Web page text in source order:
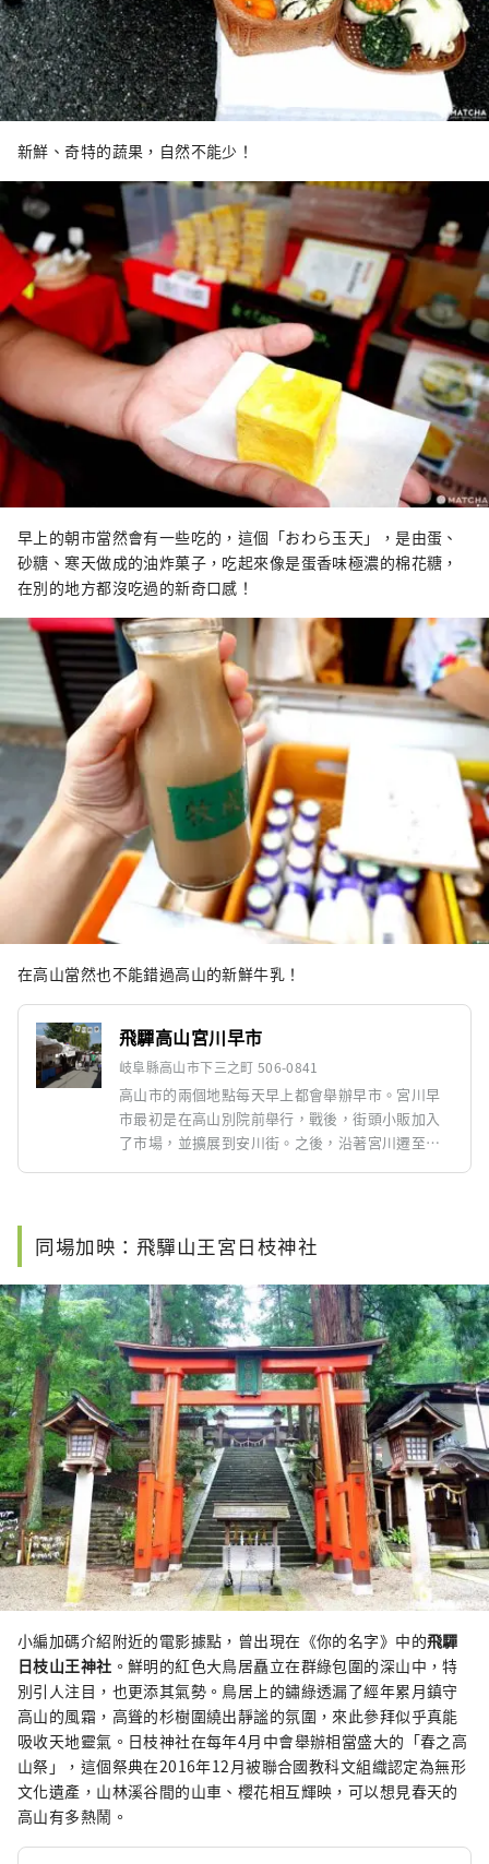
新鮮、奇特的蔬果，自然不能少！
早上的朝市當然會有一些吃的，這個「おわら玉天」，是由蛋、
砂糖、寒天做成的油炸菓子，吃起來像是蛋香味極濃的棉花糖，
在別的地方都沒吃過的新奇口感！
在高山當然也不能錯過高山的新鮮牛乳！
飛驒高山宮川早市
岐阜縣高山市下三之町 506-0841
高山市的兩個地點每天早上都會​​舉辦早市。宮川早
市最初是在高山別院前舉行，戰後，街頭小販加入
了市場，並擴展到安川街。之後，沿著宮川遷至現
同場加映：飛驒山王宮日枝神社
小編加碼介紹附近的電影據點，曾出現在《你的名字》中的飛驒
日枝山王神社 。鮮明的紅色大鳥居矗立在群綠包圍的深山中，特
別引人注目，也更添其氣勢。鳥居上的鏽綠透漏了經年累月鎮守
高山的風霜，高聳的杉樹圍繞出靜謐的氛圍，來此參拜似乎真能
吸收天地靈氣 。日枝神社在每年4月中會舉辦相當盛大的「春之高
山祭」，這個祭典在2016年12月被聯合國教科文組織認定為無形
文化遺產，山林溪谷間的山車、櫻花相互輝映，可以想見春天的
高山有多熱鬧。